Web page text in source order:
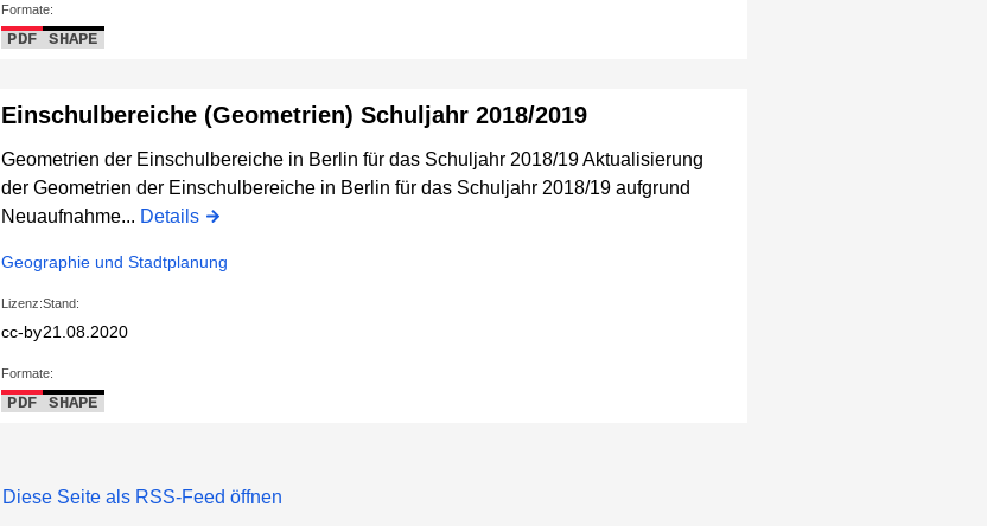
Formate:
PDF SHAPE
Einschulbereiche (Geometrien) Schuljahr 2018/2019
Geometrien der Einschulbereiche in Berlin für das Schuljahr 2018/19 Aktualisierung
der Geometrien der Einschulbereiche in Berlin für das Schuljahr 2018/19 aufgrund
Neuaufnahme... Details
Geographie und Stadtplanung
Lizenz:
cc-by
Stand:
21.08.2020
Formate:
PDF SHAPE
Diese Seite als RSS-Feed öffnen